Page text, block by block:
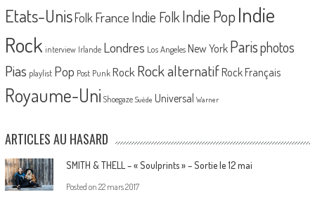
Etats-UnisFolk France Indie Folk Indie PopIndie
Rock interview Irlande Londres Los Angeles New York Parisphotos
Pias playlist Pop Post Punk Rock Rock alternatif Rock Français
Royaume-Uni Shoegaze Suède Universal Warner
ARTICLES AU HASARD
SMITH & THELL – « Soulprints » – Sortie le 12 mai
Posted on 22 mars 2017